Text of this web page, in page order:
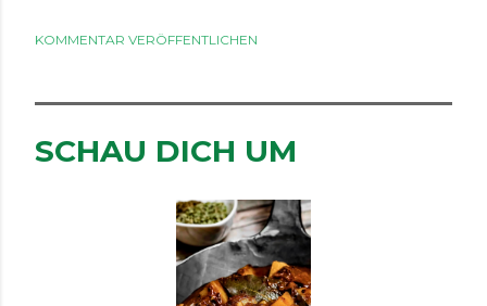
KOMMENTAR VERÖFFENTLICHEN
SCHAU DICH UM